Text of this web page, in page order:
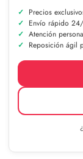
Precios
Envío rápido
Atención
Reposición ágil